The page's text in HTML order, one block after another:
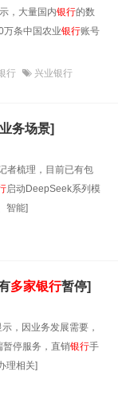
，大量国内银行的数
万条中国农业银行账号
行 兴业银行
务场景]
者梳理，目前已有包
启动DeepSeek系列模
智能]
多家银行暂停]
，因业务发展需要，
暂停服务，直销银行手
理相关]